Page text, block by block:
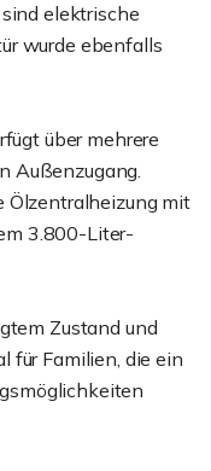
elektrische
wurde ebenfalls
über mehrere
Außenzugang.
Ölzentralheizung mit
3.800-Liter-
Zustand und
für Familien, die ein